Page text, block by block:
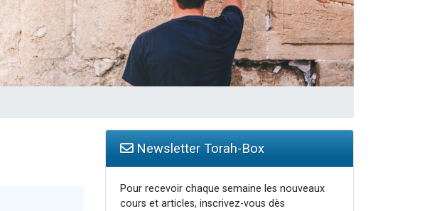
Newsletter Torah-Box
Pour recevoir chaque semaine les nouveaux
cours et articles, inscrivez-vous dès